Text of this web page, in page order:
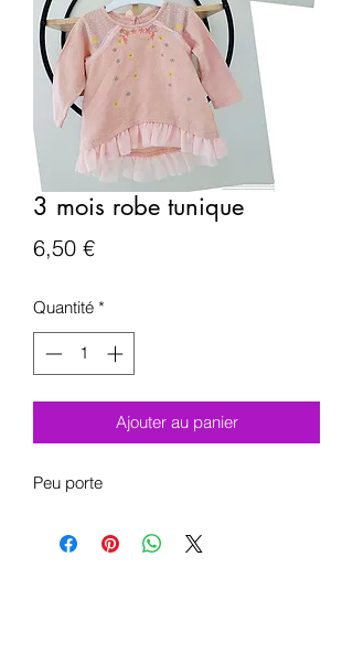
3 mois robe tunique
6,50 €Prix
Quantité *
Ajouter au panier
Peu porte